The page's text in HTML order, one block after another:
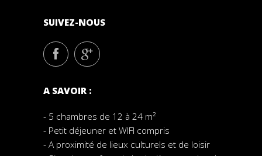
SUIVEZ-NOUS
A SAVOIR :
- 5 chambres de 12 à 24 m²
- Petit déjeuner et WIFI compris
- A proximité de lieux culturels et de loisir